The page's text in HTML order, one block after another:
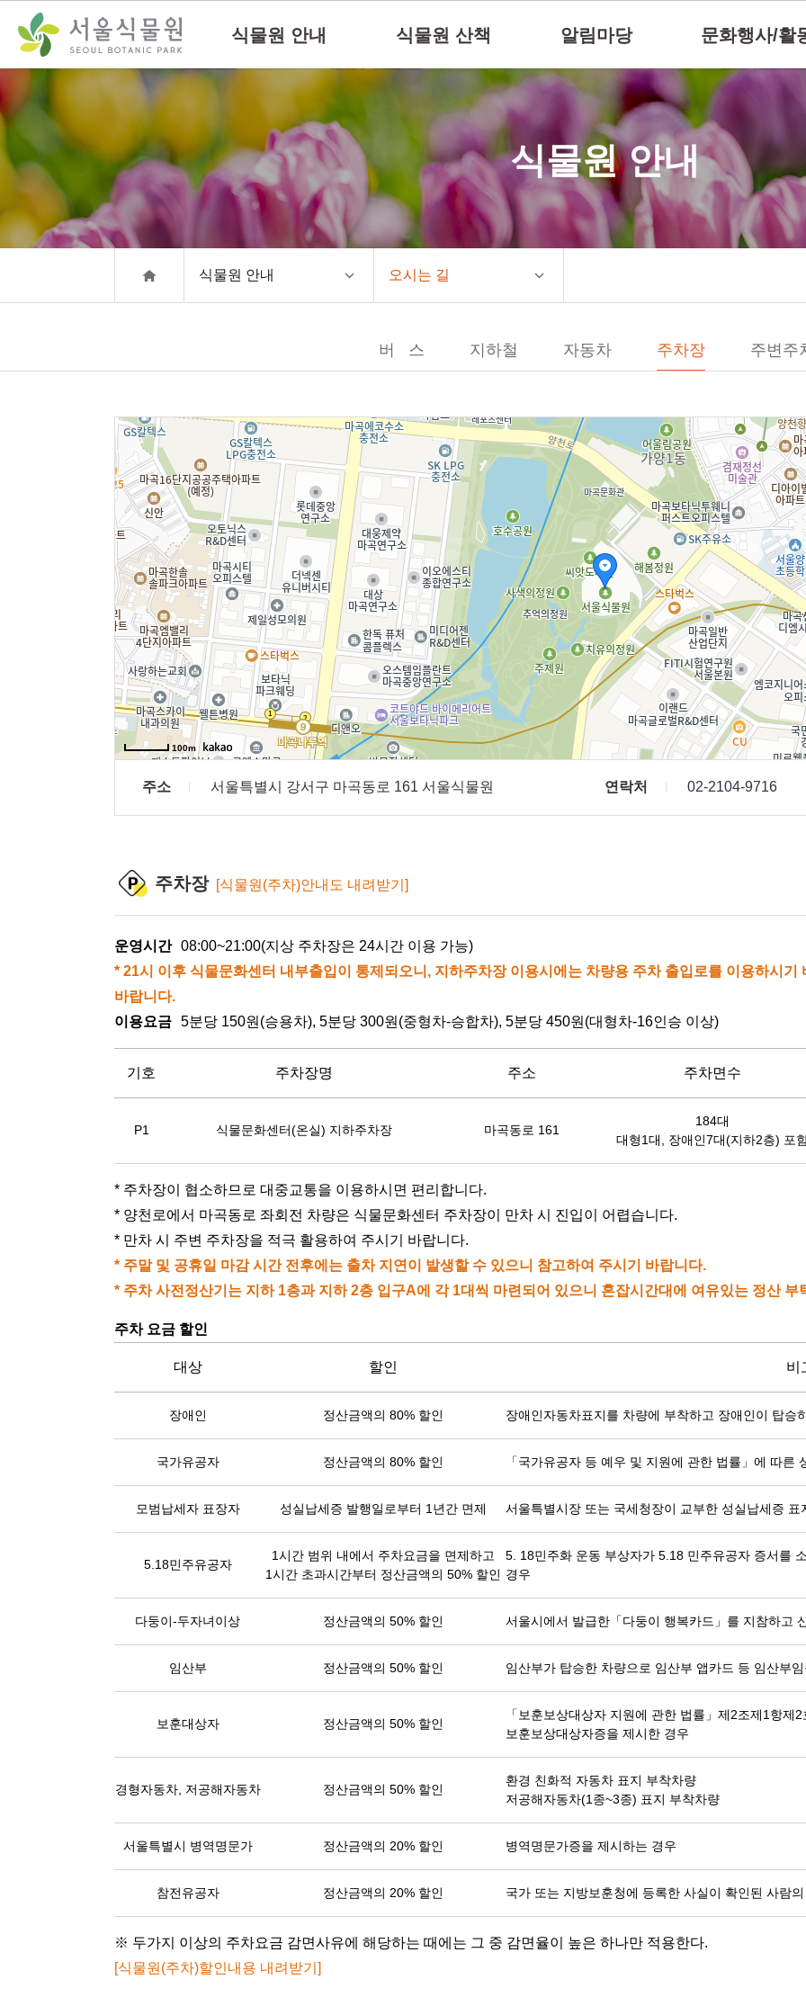
로
가
기
본문으로
바로가기
식물원 안내 식물원 산책 알림마당 문화행사/활
식물원 안내
식물원 안내 오시는 길
버 스 지하철 자동차 주차장 주변주
100m
주소 서울특별시 강서구 마곡동로 161 서울식물원 연락처 02-2104-9716
주차장 [식물원(주차)안내도 내려받기]
운영시간 08:00~21:00(지상 주차장은 24시간 이용 가능)
* 21시 이후 식물문화센터 내부출입이 통제되오니, 지하주차장 이용시에는 차량용 주차 출입로를 이용하시
바랍니다.
이용요금 5분당 150원(승용차), 5분당 300원(중형차-승합차), 5분당 450원(대형차-16인승 이상)
기호 주차장명 주소 주차면수
P1 식물문화센터(온실) 지하주차장 마곡동로 161
184대
대형1대, 장애인7대(지하2층) 포
* 주차장이 협소하므로 대중교통을 이용하시면 편리합니다.
* 양천로에서 마곡동로 좌회전 차량은 식물문화센터 주차장이 만차 시 진입이 어렵습니다.
* 만차 시 주변 주차장을 적극 활용하여 주시기 바랍니다.
* 주말 및 공휴일 마감 시간 전후에는 출차 지연이 발생할 수 있으니 참고하여 주시기 바랍니다.
* 주차 사전정산기는 지하 1층과 지하 2층 입구A에 각 1대씩 마련되어 있으니 혼잡시간대에 여유있는 정산 부
주차 요금 할인
대상 할인 비
장애인 정산금액의 80% 할인 장애인자동차표지를 차량에 부착하고 장애인이 탑승
국가유공자 정산금액의 80% 할인 「국가유공자 등 예우 및 지원에 관한 법률」에 따
모범납세자 표장자 성실납세증 발행일로부터 1년간 면제 서울특별시장 또는 국세청장이 교부한 성실납세증
5.18민주유공자
1시간 범위 내에서 주차요금을 면제하고
1시간 초과시간부터 정산금액의 50% 할인
5. 18민주화 운동 부상자가 5.18 민주유공자 증서를
경우
다둥이-두자녀이상 정산금액의 50% 할인 서울시에서 발급한「다둥이 행복카드」를 지참하고
임산부 정산금액의 50% 할인 임산부가 탑승한 차량으로 임산부 앱카드 등 임산부
보훈대상자 정산금액의 50% 할인
「보훈보상대상자 지원에 관한 법률」제2조제1항
보훈보상대상자증을 제시한 경우
경형자동차, 저공해자동차 정산금액의 50% 할인
환경 친화적 자동차 표지 부착차량
저공해자동차(1종~3종) 표지 부착차량
서울특별시 병역명문가 정산금액의 20% 할인 병역명문가증을 제시하는 경우
참전유공자 정산금액의 20% 할인 국가 또는 지방보훈청에 등록한 사실이 확인된 사람
※ 두가지 이상의 주차요금 감면사유에 해당하는 때에는 그 중 감면율이 높은 하나만 적용한다.
[식물원(주차)할인내용 내려받기]